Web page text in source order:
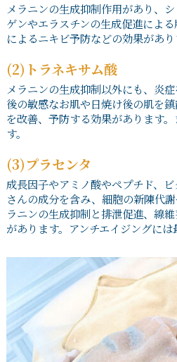
メラニンの生成抑制作用があり、
ゲンやエラスチンの生成促進によ
によるニキビ予防などの効果があり
(2)トラネキサム酸
メラニンの生成抑制以外にも、炎
後の敏感なお肌や日焼け後の肌を
を改善、予防する効果があります
す。
(3)プラセンタ
成長因子やアミノ酸やペプチド、
さんの成分を含み、細胞の新陳代
ラニンの生成抑制と排泄促進、線
があります。アンチエイジングには